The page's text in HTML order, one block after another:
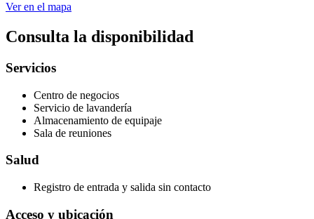
Ver en el mapa
Consulta la disponibilidad
Servicios
Centro de negocios
Servicio de lavandería
Almacenamiento de equipaje
Sala de reuniones
Salud
Registro de entrada y salida sin contacto
Acceso y ubicación